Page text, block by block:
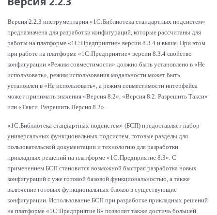
Версия 2.2.3 инструментария «1С:Библиотека стандартных подсистем»
предназначена для разработки конфигураций, которые рассчитаны для
работы на платформе «1С:Предприятие» версии 8.3.4 и выше. При этом
при работе на платформе «1С:Предприятие» версии 8.3.4 свойство
конфигурации «Режим совместимости» должно быть установлено в «Не
использовать», режим использования модальности может быть
установлен в «Не использовать», а режим совместимости интерфейса
может принимать значения «Версия 8.2», «Версия 8.2. Разрешить Такси»
или «Такси. Разрешить Версия 8.2».
«1С:Библиотека стандартных подсистем» (БСП) предоставляет набор
универсальных функциональных подсистем, готовые разделы для
пользовательской документации и технологию для разработки
прикладных решений на платформе «1С:Предприятие 8.3». С
применением БСП становится возможной быстрая разработка новых
конфигураций с уже готовой базовой функциональностью, а также
включение готовых функциональных блоков в существующие
конфигурации. Использование БСП при разработке прикладных решений
на платформе «1С:Предприятие 8» позволит также достичь большей